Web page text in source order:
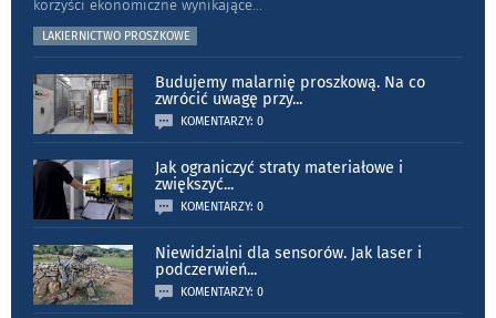
korzyści ekonomiczne wynikające
LAKIERNICTWO PROSZKOWE
Budujemy malarnię proszkową. Na co
zwrócić uwagę przy...
KOMENTARZY: 0
Jak ograniczyć straty materiałowe i
zwiększyć...
KOMENTARZY: 0
Niewidzialni dla sensorów. Jak laser i
podczerwień...
KOMENTARZY: 0